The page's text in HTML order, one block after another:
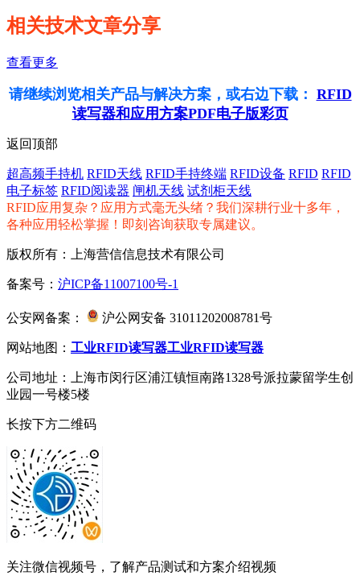
相关技术文章分享
查看更多
请继续浏览相关产品与解决方案，或右边下载： RFID
读写器和应用方案PDF电子版彩页
返回顶部
超高频手持机 RFID天线 RFID手持终端 RFID设备 RFID RFID
电子标签 RFID阅读器 闸机天线 试剂柜天线
RFID应用复杂？应用方式毫无头绪？我们深耕行业十多年，
各种应用轻松掌握！即刻咨询获取专属建议。
版权所有：上海营信信息技术有限公司
备案号： 沪ICP备11007100号-1
公安网备案： 沪公网安备 31011202008781号
网站地图： 工业RFID读写器工业RFID读写器
公司地址：上海市闵行区浦江镇恒南路1328号派拉蒙留学生创
业园一号楼5楼
长按下方二维码
关注微信视频号，了解产品测试和方案介绍视频